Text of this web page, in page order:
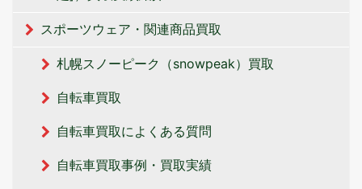
スポーツウェア・関連商品買取
札幌スノーピーク（snowpeak）買取
自転車買取
自転車買取によくある質問
自転車買取事例・買取実績